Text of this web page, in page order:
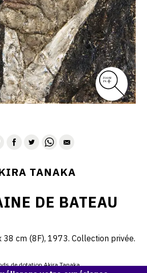
TANAKA
DE BATEAU
38 cm (8F), 1973. Collection privée.
de dotation Akira Tanaka.